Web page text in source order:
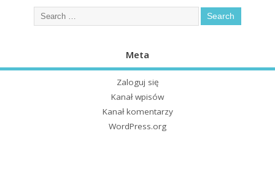
Meta
Zaloguj się
Kanał wpisów
Kanał komentarzy
WordPress.org